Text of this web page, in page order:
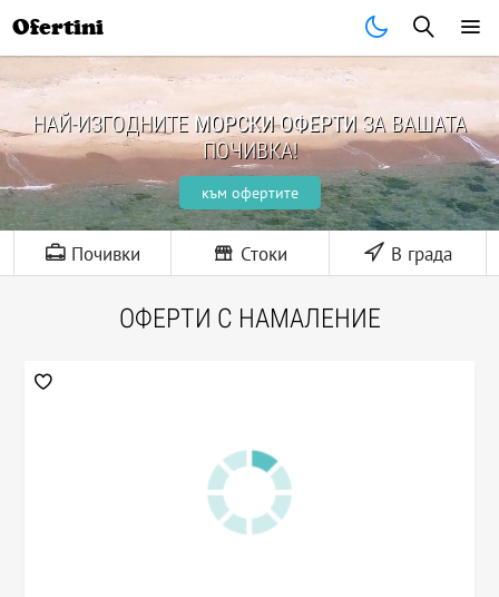
Ofertini
НАЙ-ИЗГОДНИТЕ МОРСКИ ОФЕРТИЗА ВАШАТА
ПОЧИВКА!
към офертите
Почивки Стоки В града
ОФЕРТИ С НАМАЛЕНИЕ